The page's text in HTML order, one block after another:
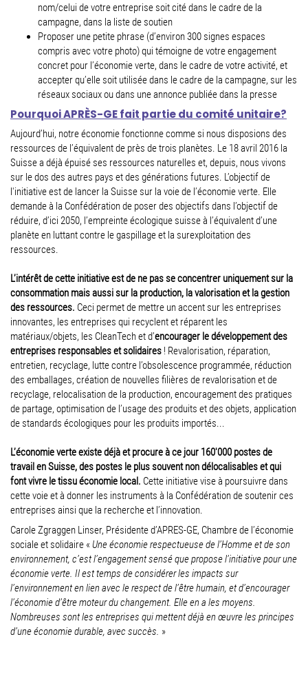
nom/celui de votre entreprise soit cité dans le cadre de la
campagne, dans la liste de soutien
Proposer une petite phrase (d’environ 300 signes espaces
compris avec votre photo) qui témoigne de votre engagement
concret pour l’économie verte, dans le cadre de votre activité, et
accepter qu’elle soit utilisée dans le cadre de la campagne, sur les
réseaux sociaux ou dans une annonce publiée dans la presse
Pourquoi APRÈS-GE fait partie du comité unitaire?
Aujourd’hui, notre économie fonctionne comme si nous disposions des
ressources de l’équivalent de près de trois planètes. Le 18 avril 2016 la
Suisse a déjà épuisé ses ressources naturelles et, depuis, nous vivons
sur le dos des autres pays et des générations futures. L’objectif de
l'initiative est de lancer la Suisse sur la voie de l’économie verte. Elle
demande à la Confédération de poser des objectifs dans l’objectif de
réduire, d’ici 2050, l’empreinte écologique suisse à l’équivalent d’une
planète en luttant contre le gaspillage et la surexploitation des
ressources.
L’intérêt de cette initiative est de ne pas se concentrer uniquement sur la
consommation mais aussi sur la production, la valorisation et la gestion
des ressources. Ceci permet de mettre un accent sur les entreprises
innovantes, les entreprises qui recyclent et réparent les
matériaux/objets, les CleanTech et d’encourager le développement des
entreprises responsables et solidaires ! Revalorisation, réparation,
entretien, recyclage, lutte contre l’obsolescence programmée, réduction
des emballages, création de nouvelles filières de revalorisation et de
recyclage, relocalisation de la production, encouragement des pratiques
de partage, optimisation de l’usage des produits et des objets, application
de standards écologiques pour les produits importés...
L’économie verte existe déjà et procure à ce jour 160'000 postes de
travail en Suisse, des postes le plus souvent non délocalisables et qui
font vivre le tissu économie local. Cette initiative vise à poursuivre dans
cette voie et à donner les instruments à la Confédération de soutenir ces
entreprises ainsi que la recherche et l’innovation.
Carole Zgraggen Linser, Présidente d’APRES-GE, Chambre de l’économie
sociale et solidaire « Une économie respectueuse de l’Homme et de son
environnement, c’est l’engagement sensé que propose l’initiative pour une
économie verte. Il est temps de considérer les impacts sur
l’environnement en lien avec le respect de l’être humain, et d’encourager
l’économie d’être moteur du changement. Elle en a les moyens.
Nombreuses sont les entreprises qui mettent déjà en œuvre les principes
d’une économie durable, avec succès. »